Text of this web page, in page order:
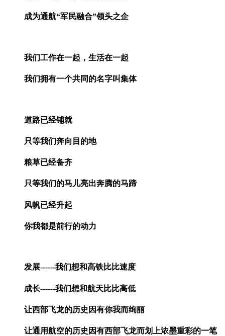
成为通航“军民融合”领头之企
我们工作在一起，生活在一起
我们拥有一个共同的名字叫集体
道路已经铺就
只等我们奔向目的地
粮草已经备齐
只等我们的马儿亮出奔腾的马蹄
风帆已经升起
你我都是前行的动力
发展------我们想和高铁比比速度
成长------我们想和航天比比高低
让西部飞龙的历史因有你我而绚丽
让通用航空的历史因有西部飞龙而划上浓墨重彩的一笔